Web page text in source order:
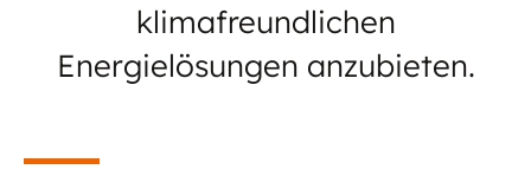
klimafreundlichen
Energielösungen anzubieten.